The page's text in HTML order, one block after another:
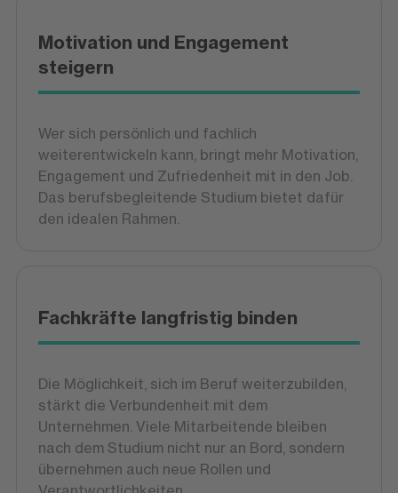
Motivation und Engagement
steigern
Wer sich persönlich und fachlich
weiterentwickeln kann, bringt mehr Motivation,
Engagement und Zufriedenheit mit in den Job.
Das berufsbegleitende Studium bietet dafür
den idealen Rahmen.
Fachkräfte langfristig binden
Die Möglichkeit, sich im Beruf weiterzubilden,
stärkt die Verbundenheit mit dem
Unternehmen. Viele Mitarbeitende bleiben
nach dem Studium nicht nur an Bord, sondern
übernehmen auch neue Rollen und